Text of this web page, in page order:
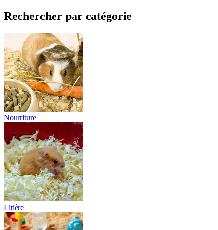
Rechercher par catégorie
Nourriture
Litière